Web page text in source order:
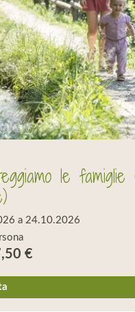
le famiglie
a 24.10.2026
€